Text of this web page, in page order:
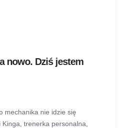
nowo. Dziś jestem
mechanika nie idzie się
trenerka personalna,